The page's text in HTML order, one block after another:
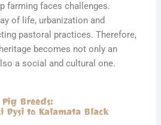
farming faces challenges.
of life, urbanization and
pastoral practices. Therefore,
becomes not only an
a social and cultural one.
Pig Breeds:
Dysi to Kalamata Black